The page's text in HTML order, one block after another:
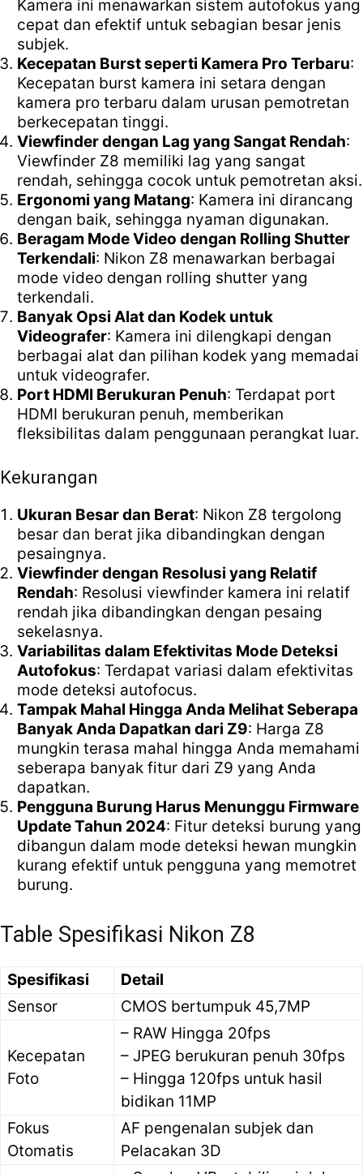
Kamera ini menawarkan sistem autofokus yang
cepat dan efektif untuk sebagian besar jenis
subjek.
Kecepatan Burst seperti Kamera Pro Terbaru:
Kecepatan burst kamera ini setara dengan
kamera pro terbaru dalam urusan pemotretan
berkecepatan tinggi.
Viewfinder dengan Lag yang Sangat Rendah:
Viewfinder Z8 memiliki lag yang sangat
rendah, sehingga cocok untuk pemotretan aksi.
Ergonomi yang Matang: Kamera ini dirancang
dengan baik, sehingga nyaman digunakan.
Beragam Mode Video dengan Rolling Shutter
Terkendali: Nikon Z8 menawarkan berbagai
mode video dengan rolling shutter yang
terkendali.
Banyak Opsi Alat dan Kodek untuk
Videografer: Kamera ini dilengkapi dengan
berbagai alat dan pilihan kodek yang memadai
untuk videografer.
Port HDMI Berukuran Penuh: Terdapat port
HDMI berukuran penuh, memberikan
fleksibilitas dalam penggunaan perangkat luar.
Kekurangan
Ukuran Besar dan Berat: Nikon Z8 tergolong
besar dan berat jika dibandingkan dengan
pesaingnya.
Viewfinder dengan Resolusi yang Relatif
Rendah: Resolusi viewfinder kamera ini relatif
rendah jika dibandingkan dengan pesaing
sekelasnya.
Variabilitas dalam Efektivitas Mode Deteksi
Autofokus: Terdapat variasi dalam efektivitas
mode deteksi autofocus.
Tampak Mahal Hingga Anda Melihat Seberapa
Banyak Anda Dapatkan dari Z9: Harga Z8
mungkin terasa mahal hingga Anda memahami
seberapa banyak fitur dari Z9 yang Anda
dapatkan.
Pengguna Burung Harus Menunggu Firmware
Update Tahun 2024: Fitur deteksi burung yang
dibangun dalam mode deteksi hewan mungkin
kurang efektif untuk pengguna yang memotret
burung.
Table Spesifikasi Nikon Z8
Spesifikasi
Detail
Sensor
CMOS bertumpuk 45,7MP
Kecepatan
Foto
– RAW Hingga 20fps
– JPEG berukuran penuh 30fps
– Hingga 120fps untuk hasil
bidikan 11MP
Fokus
Otomatis
AF pengenalan subjek dan
Pelacakan 3D